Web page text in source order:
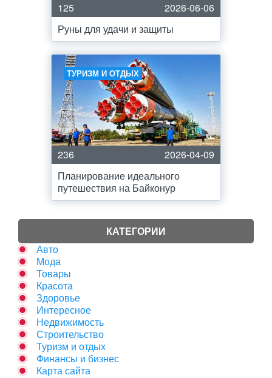
125
2026-06-06
Руны для удачи и защиты
ТУРИЗМ И ОТДЫХ
236
2026-04-09
Планирование идеального
путешествия на Байконур
КАТЕГОРИИ
Авто
Мода
Товары
Красота
Здоровье
Интересное
Недвижимость
Строительство
Туризм и отдых
Финансы и бизнес
Карта сайта